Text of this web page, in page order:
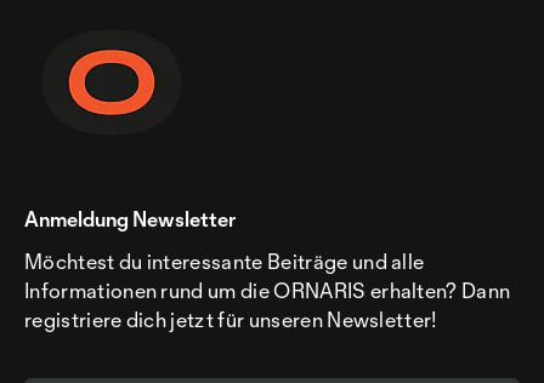
Anmeldung Newsletter
Möchtest du interessante Beiträge und alle
Informationen rund um die ORNARIS erhalten? Dann
registriere dich jetzt für unseren Newsletter!